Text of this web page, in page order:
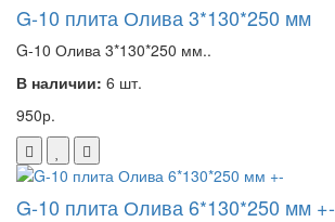
G-10 плита Олива 3*130*250 мм
G-10 Олива 3*130*250 мм..
В наличии: 6 шт.
950р.
G-10 плита Олива 6*130*250 мм +-